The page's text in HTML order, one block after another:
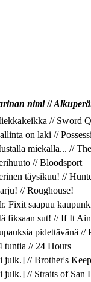
nimi//
// Sword
on laki //
miekalla... //
// Bloodsport
täysikuu! //
// Roughouse!
Fixit saapuu
fiksaan sut! // If It
pidettävänä //
tuntia // 24 Hours
julk.] // Brother's
julk.] // Straits of San